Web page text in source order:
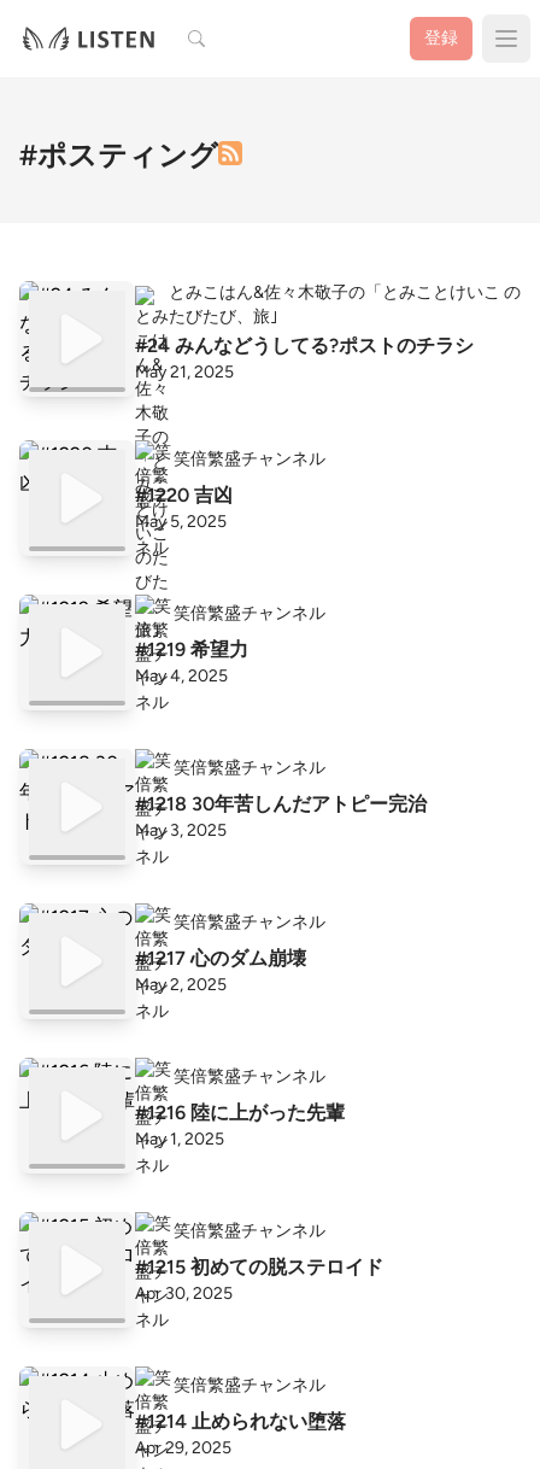
検索 登録
#ポスティング
とみこはん&佐々木敬子の「とみことけいこ の
たびたび、旅｣
#24 みんなどうしてる?ポストのチラシ
May 21, 2025
笑倍繁盛チャンネル
#1220 吉凶
May 5, 2025
笑倍繁盛チャンネル
#1219 希望力
May 4, 2025
笑倍繁盛チャンネル
#1218 30年苦しんだアトピー完治
May 3, 2025
笑倍繁盛チャンネル
#1217 心のダム崩壊
May 2, 2025
笑倍繁盛チャンネル
#1216 陸に上がった先輩
May 1, 2025
笑倍繁盛チャンネル
#1215 初めての脱ステロイド
Apr 30, 2025
笑倍繁盛チャンネル
#1214 止められない堕落
Apr 29, 2025